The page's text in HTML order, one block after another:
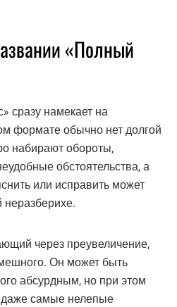
«Полный
сразу намекает на
формате обычно нет долгой
набирают обороты,
обстоятельства, а
или исправить может
через преувеличение,
Он может быть
абсурдным, но при этом
самые нелепые